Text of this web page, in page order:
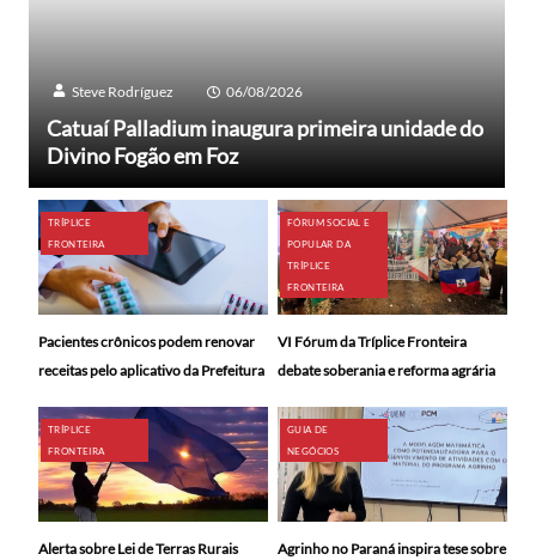
Steve Rodríguez 06/08/2026
Catuaí Palladium inaugura primeira unidade do
Divino Fogão em Foz
TRÍPLICE
FRONTEIRA
Pacientes crônicos podem renovar
receitas pelo aplicativo da Prefeitura
FÓRUM SOCIAL E
POPULAR DA
TRÍPLICE
FRONTEIRA
VI Fórum da Tríplice Fronteira
debate soberania e reforma agrária
TRÍPLICE
FRONTEIRA
Alerta sobre Lei de Terras Rurais
GUIA DE
NEGÓCIOS
Agrinho no Paraná inspira tese sobre